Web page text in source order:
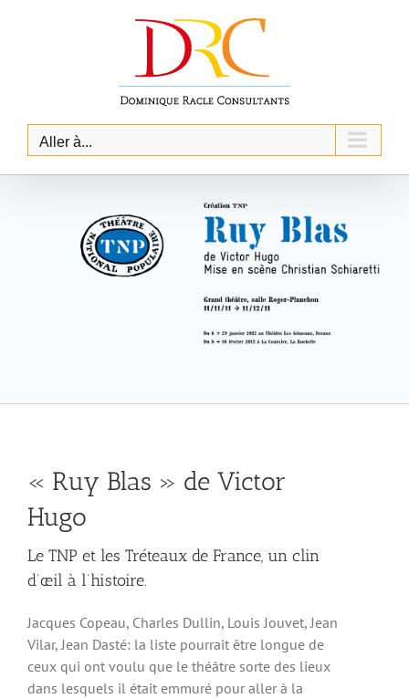
Aller à...
« Ruy Blas » de Victor
Hugo
Le TNP et les Tréteaux de France, un clin
d’œil à l’histoire.
Jacques Copeau, Charles Dullin, Louis Jouvet, Jean
Vilar, Jean Dasté: la liste pourrait être longue de
ceux qui ont voulu que le théâtre sorte des lieux
dans lesquels il était emmuré pour aller à la